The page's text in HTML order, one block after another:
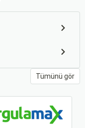
Tümünü gör